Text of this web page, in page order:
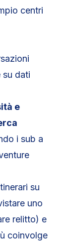
centri
su dati
e
i sub a
su
uno
relitto) e
coinvolge